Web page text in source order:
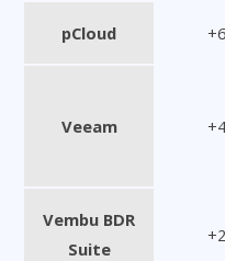
pCloud
Veeam
Vembu BDR
Suite